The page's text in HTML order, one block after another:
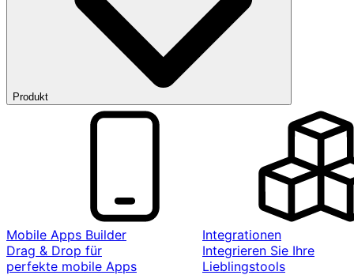
Produkt
Mobile Apps Builder
Drag & Drop für
perfekte mobile Apps
Integrationen
Integrieren Sie Ihre
Lieblingstools